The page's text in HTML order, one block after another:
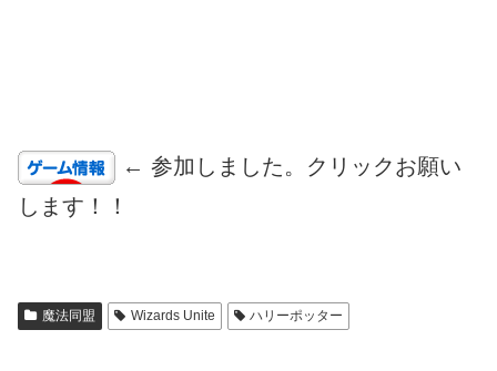
← 参加しました。クリックお願い
します！！
魔法同盟 Wizards Unite ハリーポッター